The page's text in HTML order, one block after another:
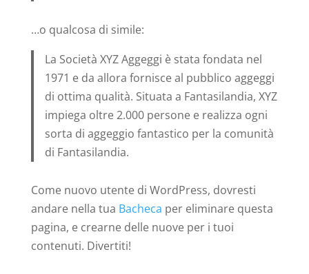
…o qualcosa di simile:
La Società XYZ Aggeggi è stata fondata nel
1971 e da allora fornisce al pubblico aggeggi
di ottima qualità. Situata a Fantasilandia, XYZ
impiega oltre 2.000 persone e realizza ogni
sorta di aggeggio fantastico per la comunità
di Fantasilandia.
Come nuovo utente di WordPress, dovresti
andare nella tua Bacheca per eliminare questa
pagina, e crearne delle nuove per i tuoi
contenuti. Divertiti!